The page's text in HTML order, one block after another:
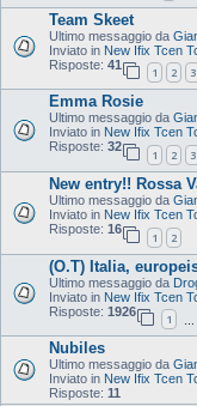
Team Skeet
Ultimo messaggio da
Inviato in New Ifix Tcen
Risposte: 41
1 2 3
Emma Rosie
Ultimo messaggio da
Inviato in New Ifix Tcen
Risposte: 32
1 2 3
New entry!! Rossa
Ultimo messaggio da
Inviato in New Ifix Tcen
Risposte: 16
1 2
(O.T) Italia,
Ultimo messaggio da
Inviato in New Ifix Tcen
Risposte: 1926
1
Nubiles
Ultimo messaggio da
Inviato in New Ifix Tcen
Risposte: 11